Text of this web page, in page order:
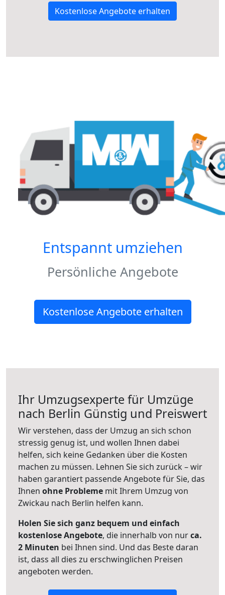
Kostenlose Angebote erhalten
Entspannt umziehen
Persönliche Angebote
Kostenlose Angebote erhalten
Ihr Umzugsexperte für Umzüge
nach Berlin Günstig und Preiswert
Wir verstehen, dass der Umzug an sich schon
stressig genug ist, und wollen Ihnen dabei
helfen, sich keine Gedanken über die Kosten
machen zu müssen. Lehnen Sie sich zurück – wir
haben garantiert passende Angebote für Sie, das
Ihnen ohne Probleme mit Ihrem Umzug von
Zwickau nach Berlin helfen kann.
Holen Sie sich ganz bequem und einfach
kostenlose Angebote, die innerhalb von nurca.
2 Minuten bei Ihnen sind. Und das Beste daran
ist, dass all dies zu erschwinglichen Preisen
angeboten werden.